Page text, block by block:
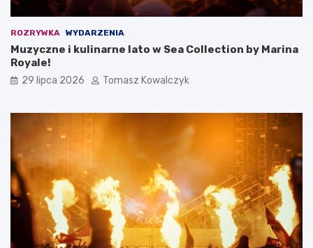
ROZRYWKA WYDARZENIA
Muzyczne i kulinarne lato w Sea Collection by Marina
Royale!
29 lipca 2026 Tomasz Kowalczyk